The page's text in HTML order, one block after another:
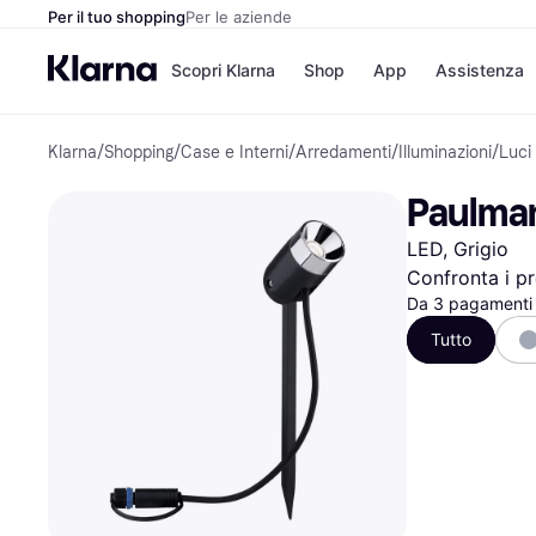
Per il tuo shoppingPer le aziende
Scopri Klarna
Opzioni di
Paga ora
Paga in 3 rate
Paga dopo 30 giorni
Finanziamento
Shop
Negozi
Unieuro
Media
eBay
Zalando
Elenco negozi
App Assistenza
Klarna/Shopping/Case e Interni/Arredamenti/ Illuminazioni/Luci
LED, Grigio
Confronta i
Da 3 pagamenti
Tutto